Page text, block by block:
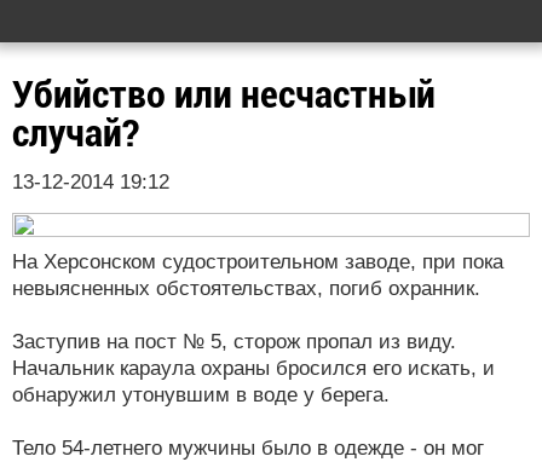
Убийство или несчастный
случай?
13-12-2014 19:12
На Херсонском судостроительном заводе, при пока
невыясненных обстоятельствах, погиб охранник.
Заступив на пост № 5, сторож пропал из виду.
Начальник караула охраны бросился его искать, и
обнаружил утонувшим в воде у берега.
Тело 54-летнего мужчины было в одежде - он мог